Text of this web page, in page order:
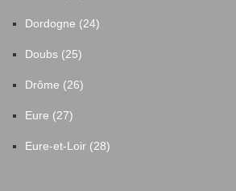
Dordogne (24)
Doubs (25)
Drôme (26)
Eure (27)
Eure-et-Loir (28)